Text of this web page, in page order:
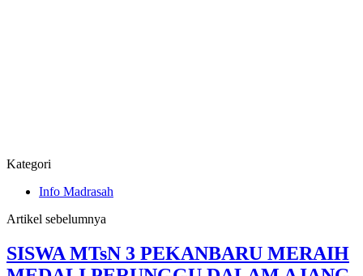
Kategori
Info Madrasah
Artikel sebelumnya
SISWA MTsN 3 PEKANBARU MERAIH